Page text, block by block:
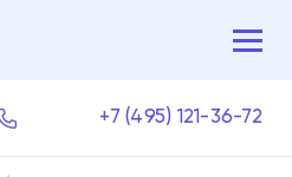
+7 (495) 121-36-72